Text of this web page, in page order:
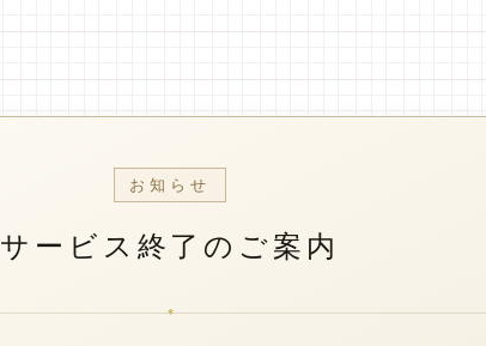
お知らせ
サービス終了のご案内
*